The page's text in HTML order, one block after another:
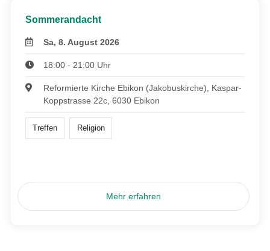
Sommerandacht
Sa, 8. August 2026
18:00 - 21:00 Uhr
Reformierte Kirche Ebikon (Jakobuskirche), Kaspar-
Koppstrasse 22c, 6030 Ebikon
Treffen Religion
Mehr erfahren